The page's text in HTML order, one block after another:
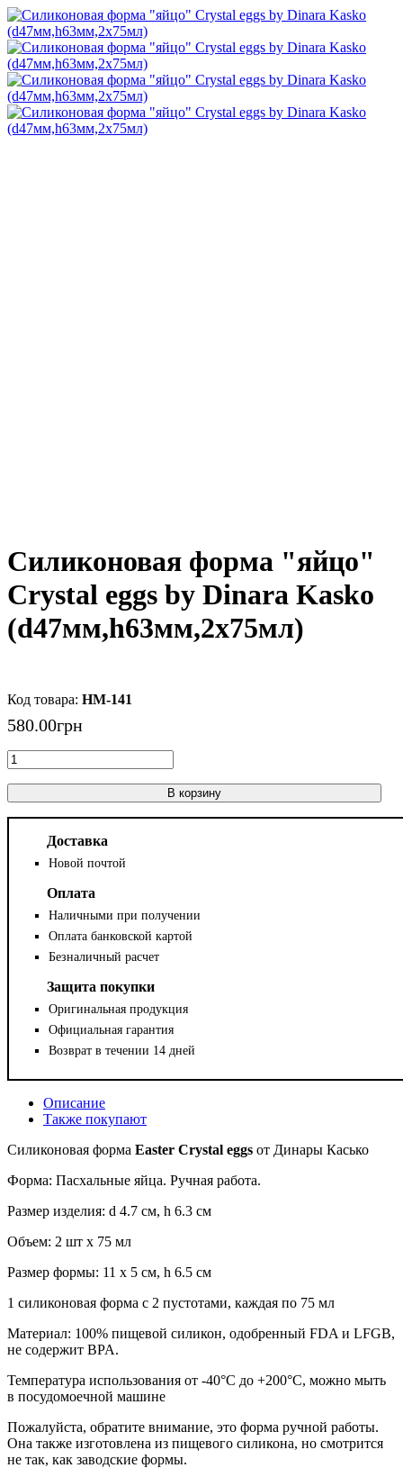
Силиконовая форма "яйцо"
Crystal eggs by Dinara Kasko
(d47мм,h63мм,2x75мл)
HM-141
580.00грн
В корзину
Доставка
Новой почтой
Оплата
Наличными при получении
Оплата банковской картой
Безналичный расчет
Защита покупки
Оригинальная продукция
Официальная гарантия
Возврат в течении 14 дней
Описание
Также покупают
Силиконовая форма Easter Crystal eggs от Динары Касько
Форма: Пасхальные яйца. Ручная работа.
Размер изделия: d 4.7 см, h 6.3 см
Объем: 2 шт х 75 мл
Размер формы: 11 х 5 см, h 6.5 см
1 силиконовая форма с 2 пустотами, каждая по 75 мл
Материал: 100% пищевой силикон, одобренный FDA и LFGB,
не содержит BPA.
Температура использования от -40°C до +200°C, можно мыть
в посудомоечной машине
Пожалуйста, обратите внимание, это форма ручной работы.
Она также изготовлена ​​из пищевого силикона, но смотрится
не так, как заводские формы.